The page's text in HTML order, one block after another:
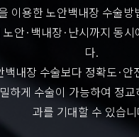
이용한 노안백내장 수술방
노안·백내장·난시까지 동
다.
백내장 수술보다 정확도·안
하게 수술이 가능하여 정
과를 기대할 수 있습